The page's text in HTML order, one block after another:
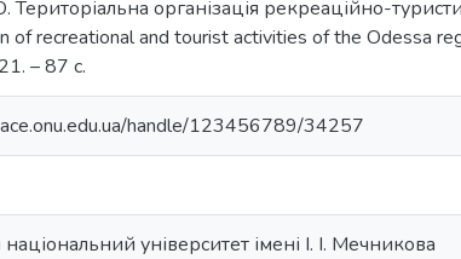
Територіальна організація рекреаційно-
of recreational and tourist activities of the Odessa
– 87 с.
handle/123456789/34257
університет імені І. І. Мечникова